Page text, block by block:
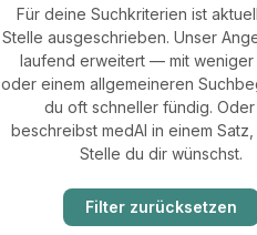
Für deine Suchkriterien ist
Stelle ausgeschrieben. Unser
laufend erweitert — mit weniger
oder einem allgemeineren
du oft schneller fündig.
beschreibst medAI in einem
Stelle du dir wünschst.
Filter zurücksetzen